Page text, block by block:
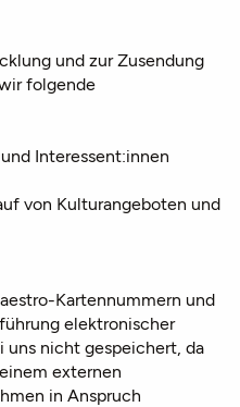
und zur Zusendung
folgende
Interessent:innen
von Kulturangeboten und
Kartennummern und
elektronischer
uns nicht gespeichert, da
externen
in Anspruch